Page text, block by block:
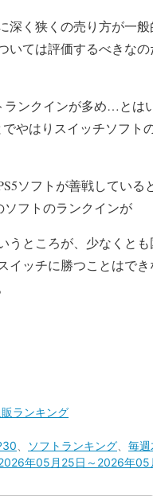
深く狭くの売り方が一般
いては評価するべきなの
ランクインが多め…とは
やはりスイッチソフト
ソフトが善戦している
ソフトのランクインが
うところが、少なくと
イッチに勝つことはで
ランキング
ソフトランキング 毎週
年05月25日～2026年05